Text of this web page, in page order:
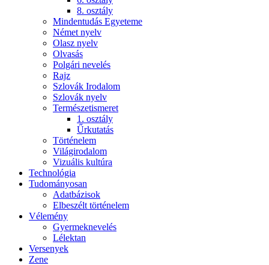
8. osztály
Mindentudás Egyeteme
Német nyelv
Olasz nyelv
Olvasás
Polgári nevelés
Rajz
Szlovák Irodalom
Szlovák nyelv
Természetismeret
1. osztály
Űrkutatás
Történelem
Világirodalom
Vizuális kultúra
Technológia
Tudományosan
Adatbázisok
Elbeszélt történelem
Vélemény
Gyermeknevelés
Lélektan
Versenyek
Zene